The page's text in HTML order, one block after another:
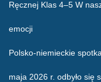
Ręcznej Klas 4–5 W
emocji
Polsko-niemieckie
maja 2026 r. odbyło się